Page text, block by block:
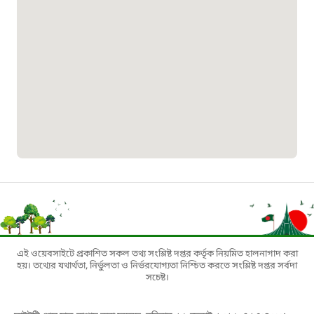
১৬৬৯৯
লিগ্যাল এইড হেল্পলাইন
১৬৩৫৭
এই ওয়েবসাইটে প্রকাশিত সকল তথ্য সংশ্লিষ্ট দপ্তর কর্তৃক নিয়মিত হালনাগাদ করা
হয়। তথ্যের যথার্থতা, নির্ভুলতা ও নির্ভরযোগ্যতা নিশ্চিত করতে সংশ্লিষ্ট দপ্তর সর্বদা
সচেষ্ট।